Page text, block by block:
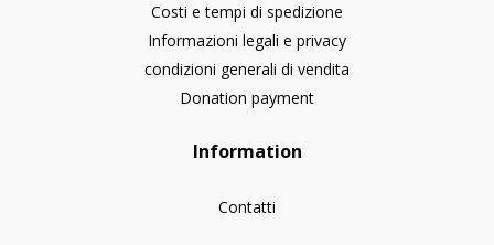
Costi e tempi di spedizione
Informazioni legali e privacy
condizioni generali di vendita
Donation payment
Information
Contatti